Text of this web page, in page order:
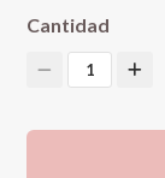
Cantidad
1